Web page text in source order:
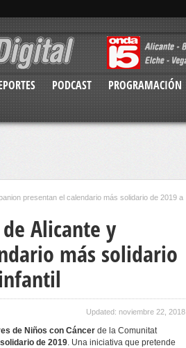
PODCAST PROGRAMACIÓN
presentan el calendario más solidario de 2019 a
Alicante y
más solidario
Updated: noviembre 22, 2018
de Niños con Cáncer de la Comunitat
de 2019. Una iniciativa que pretende